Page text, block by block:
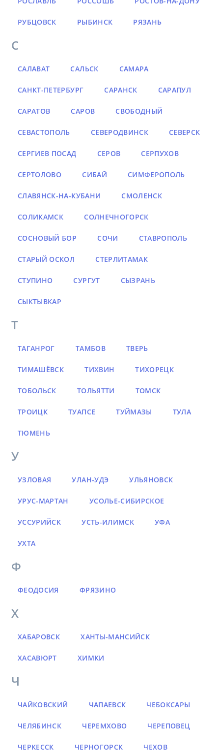
РУБЦОВСК РЫБИНСК РЯЗАНЬ
С
САЛАВАТ САЛЬСК САМАРА
САНКТ-ПЕТЕРБУРГ САРАНСК САРАПУЛ
САРАТОВ САРОВ СВОБОДНЫЙ
СЕВАСТОПОЛЬ СЕВЕРОДВИНСК СЕВЕРСК
СЕРГИЕВ ПОСАД СЕРОВ СЕРПУХОВ
СЕРТОЛОВО СИБАЙ СИМФЕРОПОЛЬ
СЛАВЯНСК-НА-КУБАНИ СМОЛЕНСК
СОЛИКАМСК СОЛНЕЧНОГОРСК
СОСНОВЫЙ БОР СОЧИ СТАВРОПОЛЬ
СТАРЫЙ ОСКОЛ СТЕРЛИТАМАК
СТУПИНО СУРГУТ СЫЗРАНЬ
СЫКТЫВКАР
Т
ТАГАНРОГ ТАМБОВ ТВЕРЬ
ТИМАШЁВСК ТИХВИН ТИХОРЕЦК
ТОБОЛЬСК ТОЛЬЯТТИ ТОМСК
ТРОИЦК ТУАПСЕ ТУЙМАЗЫ ТУЛА
ТЮМЕНЬ
У
УЗЛОВАЯ УЛАН-УДЭ УЛЬЯНОВСК
УРУС-МАРТАН УСОЛЬЕ-СИБИРСКОЕ
УССУРИЙСК УСТЬ-ИЛИМСК УФА
УХТА
Ф
ФЕОДОСИЯ ФРЯЗИНО
Х
ХАБАРОВСК ХАНТЫ-МАНСИЙСК
ХАСАВЮРТ ХИМКИ
Ч
ЧАЙКОВСКИЙ ЧАПАЕВСК ЧЕБОКСАРЫ
ЧЕЛЯБИНСК ЧЕРЕМХОВО ЧЕРЕПОВЕЦ
ЧЕРКЕССК ЧЕРНОГОРСК ЧЕХОВ